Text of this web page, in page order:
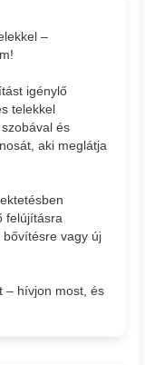
–
igénylő
telekkel
és
aki meglátja
felújításra
bővítésre vagy új
– hívjon most, és